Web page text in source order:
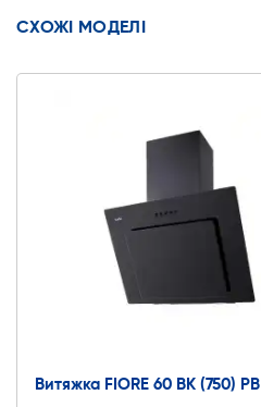
СХОЖІ МОДЕЛІ
Витяжка FIORE 60 BK (750) PB